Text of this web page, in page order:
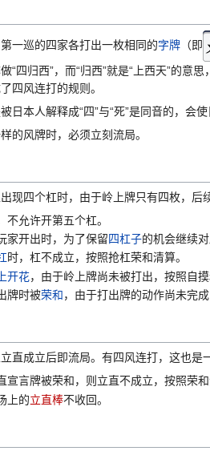
一巡的四家各打出一枚相同的字牌 （即
“四归西”，而“归西”就是“上西天”的意
四风连打的规则。
日本人解释成“四”与“死”是同音的，会
的风牌时，必须立刻流局。
现四个杠时，由于岭上牌只有四枚，
不允许开第五个杠。
家开出时，为了保留四杠子的机会继续
时，杠不成立，按照抢杠荣和清算。
开花，由于岭上牌尚未被打出，按照自摸
牌时被荣和，由于打出牌的动作尚未完成
直成立后即流局。有四风连打，这也是
宣言牌被荣和，则立直不成立，按照荣和
上的立直棒不收回。